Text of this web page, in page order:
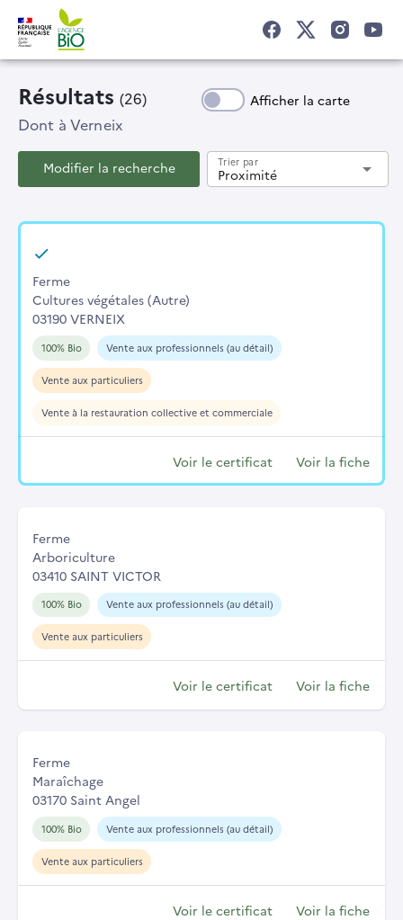
Résultats (26) Afficher la carte
Dont à Verneix
Modifier la recherche Proximité
Trier par arrow_drop_down
Ferme
Cultures végétales (Autre)
03190 VERNEIX
100% Bio Vente aux professionnels (au détail)
Vente aux particuliers
Vente à la restauration collective et commerciale
Voir le certificat Voir la fiche
Ferme
Arboriculture
03410 SAINT VICTOR
100% Bio Vente aux professionnels (au détail)
Vente aux particuliers
Voir le certificat Voir la fiche
Ferme
Maraîchage
03170 Saint Angel
100% Bio Vente aux professionnels (au détail)
Vente aux particuliers
Voir le certificat Voir la fiche